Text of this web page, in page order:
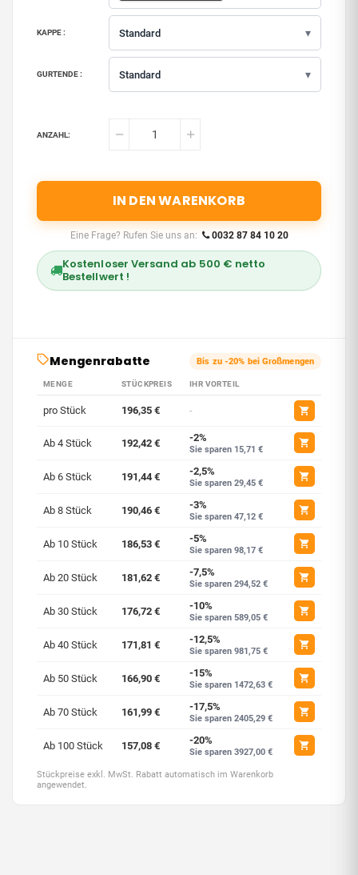
KAPPE : Standard ▾
GURTENDE : Standard ▾
ANZAHL:
IN DEN WARENKORB
Eine Frage? Rufen Sie uns an: 0032 87 84 10 20
Kostenloser Versand ab 500 € netto
Bestellwert !
Mengenrabatte Bis zu -20% bei Großmengen
MENGE STÜCKPREIS IHR VORTEIL
pro Stück 196,35 € -
Ab 4 Stück 192,42 € -2%
Sie sparen 15,71 €
Ab 6 Stück 191,44 € -2,5%
Sie sparen 29,45 €
Ab 8 Stück 190,46 € -3%
Sie sparen 47,12 €
Ab 10 Stück 186,53 € -5%
Sie sparen 98,17 €
Ab 20 Stück 181,62 € -7,5%
Sie sparen 294,52 €
Ab 30 Stück 176,72 € -10%
Sie sparen 589,05 €
Ab 40 Stück 171,81 € -12,5%
Sie sparen 981,75 €
Ab 50 Stück 166,90 € -15%
Sie sparen 1472,63 €
Ab 70 Stück 161,99 € -17,5%
Sie sparen 2405,29 €
Ab 100 Stück 157,08 € -20%
Sie sparen 3927,00 €
Stückpreise exkl. MwSt. Rabatt automatisch im Warenkorb
angewendet.